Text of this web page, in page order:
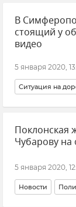
В
стоящий у
видео
5 января 2020,
Ситуация на
Происшествия
Поклонская
Чубарову
5 января 2020,
Новости